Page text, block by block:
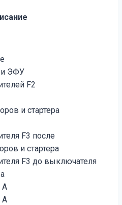
ЭФУ
F2
и стартера
F3 после
и стартера
F3 до выключателя
А
А